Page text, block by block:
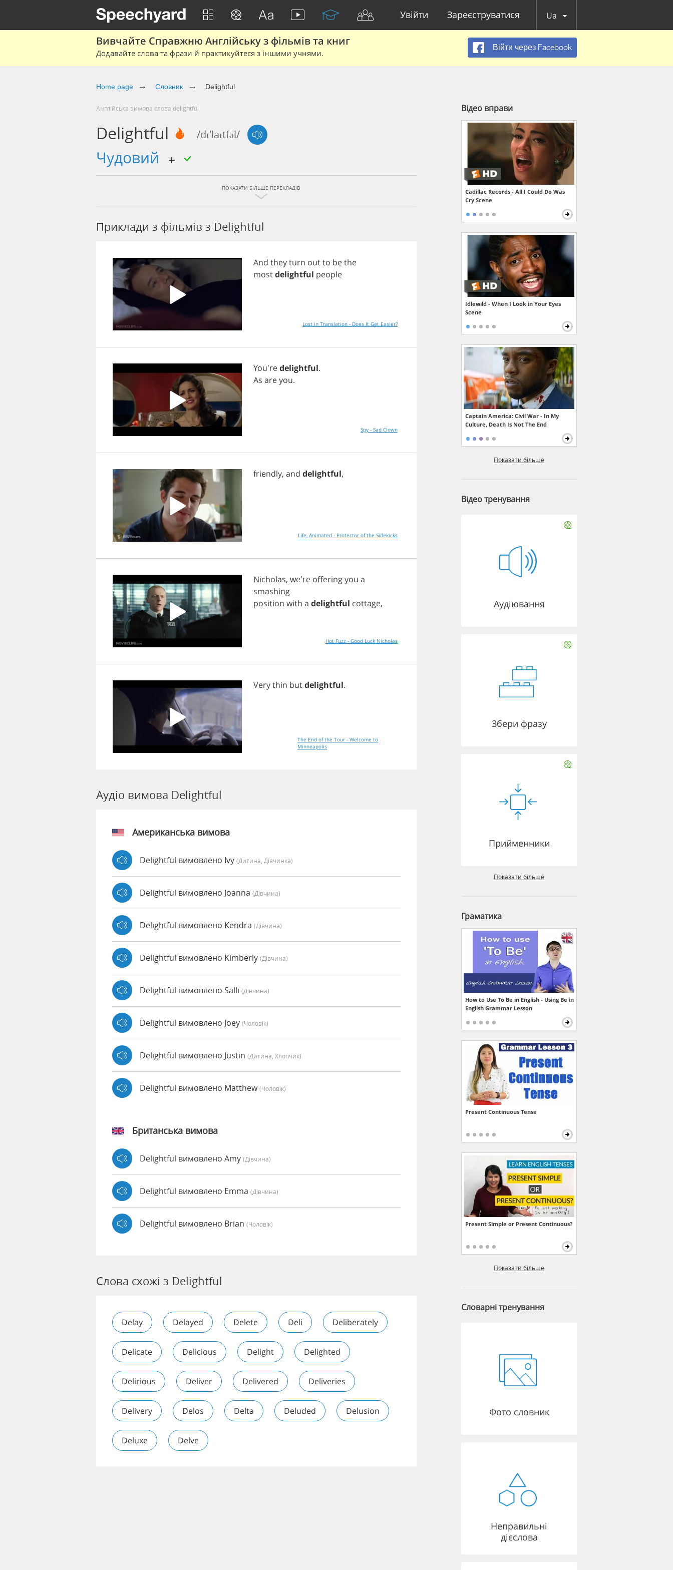
Увійти Зареєструватися Ua
Вивчайте Справжню Англійську з фільмів та книг
Додавайте слова та фрази й практикуйтеся з іншими учнями.
Війти через Facebook
Home page Cловник Delightful
Англійська вимова слова delightful
Delightful /dɪ'laɪtfəl/
чудовий
ПОКАЗАТИ БІЛЬШЕ ПЕРЕКЛАДІВ
Приклади з фільмів з Delightful
And theyturn outto bethe
mostdelightful people
Lost in Translation - Does It Get Easier?
You'redelightful.
As areyou.
Spy - Sad Clown
friendly, and delightful,
Life, Animated - Protector of the Sidekicks
Nicholas, we're offeringyou a
smashing
position with a delightful cottage,
Hot Fuzz - Good Luck Nicholas
Verythin butdelightful.
The End of the Tour - Welcome to
Minneapolis
Аудіо вимова Delightful
Американська вимова
Delightful вимовлено Ivy (дитина, Дівчинка)
Delightful вимовлено Joanna (дівчина)
Delightful вимовлено Kendra (дівчина)
Delightful вимовлено Kimberly (дівчина)
Delightful вимовлено Salli (дівчина)
Delightful вимовлено Joey (чоловік)
Delightful вимовлено Justin (дитина, Хлопчик)
Delightful вимовлено Matthew(чоловік)
Британська вимова
Delightful вимовлено Amy (дівчина)
Delightful вимовлено Emma (дівчина)
Delightful вимовлено Brian (чоловік)
Слова схожі з Delightful
Delay Delayed Delete Deli Deliberately
Delicate Delicious Delight Delighted
Delirious Deliver Delivered Deliveries
Delivery Delos Delta Deluded Delusion
Deluxe Delve
Відео вправи
Cadillac Records - All I Could Do Was
Cry Scene
Idlewild - When I Look in Your Eyes
Scene
Captain America: Civil War - In My
Culture, Death Is Not The End
Показати більше
Відео тренування
Аудіювання
Збери фразу
Прийменники
Показати більше
Граматика
How to Use To Be in English - Using Be in
English Grammar Lesson
Present Continuous Tense
Present Simple or Present Continuous?
Показати більше
Словарні тренування
Фото словник
Неправильні
дієслова